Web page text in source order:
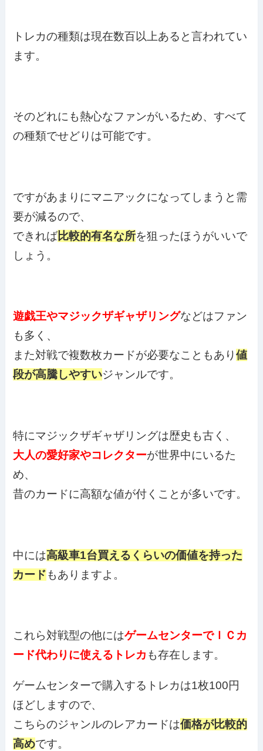
トレカの種類は現在数百以上あると言われてい
ます。
そのどれにも熱心なファンがいるため、すべて
の種類でせどりは可能です。
ですがあまりにマニアックになってしまうと需
要が減るので、
できれば比較的有名な所を狙ったほうがいいで
しょう。
遊戯王やマジックザギャザリングなどはファン
も多く、
また対戦で複数枚カードが必要なこともあり値
段が高騰しやすいジャンルです。
特にマジックザギャザリングは歴史も古く、
大人の愛好家やコレクターが世界中にいるた
め、
昔のカードに高額な値が付くことが多いです。
中には高級車1台買えるくらいの価値を持った
カードもありますよ。
これら対戦型の他にはゲームセンターでＩＣカ
ード代わりに使えるトレカ も存在します。
ゲームセンターで購入するトレカは1枚100円
ほどしますので、
こちらのジャンルのレアカードは価格が比較的
高めです。